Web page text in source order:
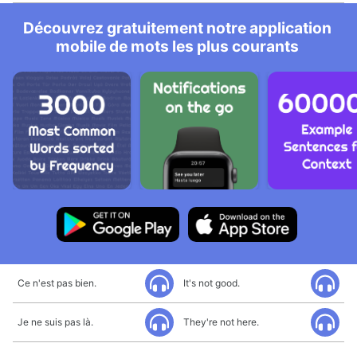
Découvrez gratuitement notre application
mobile de mots les plus courants
Ce n'est pas bien. It's not good.
Je ne suis pas là. They're not here.